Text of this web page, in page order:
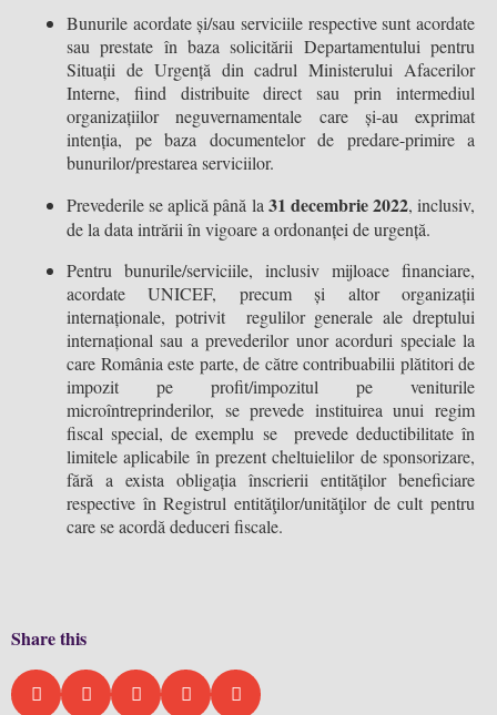
Bunurile acordate și/sau serviciile respective sunt acordate
sau prestate în baza solicitării Departamentului pentru
Situații de Urgență din cadrul Ministerului Afacerilor
Interne, fiind distribuite direct sau prin intermediul
organizațiilor neguvernamentale care și-au exprimat
intenția, pe baza documentelor de predare-primire a
bunurilor/prestarea serviciilor.
Prevederile se aplică până la31 decembrie 2022, inclusiv,
de la data intrării în vigoare a ordonanței de urgență.
Pentru bunurile/serviciile, inclusiv mijloace financiare,
acordate UNICEF, precum și altor organizații
internaționale, potrivit regulilor generale ale dreptului
internațional sau a prevederilor unor acorduri speciale la
care România este parte, de către contribuabilii plătitori de
impozit pe profit/impozitul pe veniturile
microîntreprinderilor, se prevede instituirea unui regim
fiscal special, de exemplu se prevede deductibilitate în
limitele aplicabile în prezent cheltuielilor de sponsorizare,
fără a exista obligația înscrierii entităților beneficiare
respective în Registrul entităţilor/unităţilor de cult pentru
care se acordă deduceri fiscale.
Share this